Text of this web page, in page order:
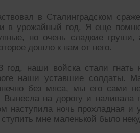
в Сталинградском
в урожайный год. Я еще
но очень сладкие
дошло к нам от него.
год, наши войска стали
наши уставшие солдаты.
без мяса, мы его сами
Вынесла на дорогу и
наступила ночь прохладная и
мне маленькой было